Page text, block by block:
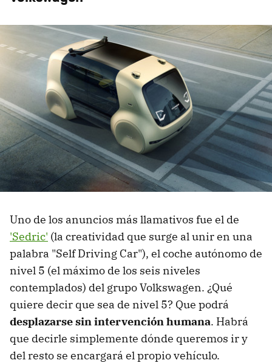
Uno de los anuncios más llamativos fue el de
'Sedric' (la creatividad que surge al unir en una
palabra "Self Driving Car"), el coche autónomo de
nivel 5 (el máximo de los seis niveles
contemplados) del grupo Volkswagen. ¿Qué
quiere decir que sea de nivel 5? Que podrá
desplazarse sin intervención humana. Habrá
que decirle simplemente dónde queremos ir y
del resto se encargará el propio vehículo.